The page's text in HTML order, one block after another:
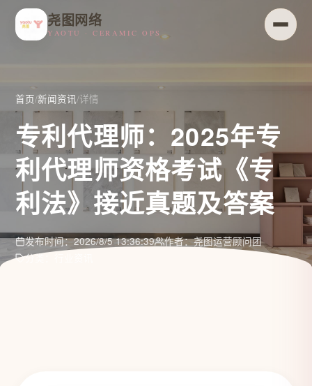
尧图网络
YAOTU · CERAMIC OPS
首页/新闻资讯/详情
专利代理师：2025年专
利代理师资格考试《专
利法》接近真题及答案
发布时间：2026/8/5 13:36:39
作者：尧图运营顾问团
分类：行业资讯